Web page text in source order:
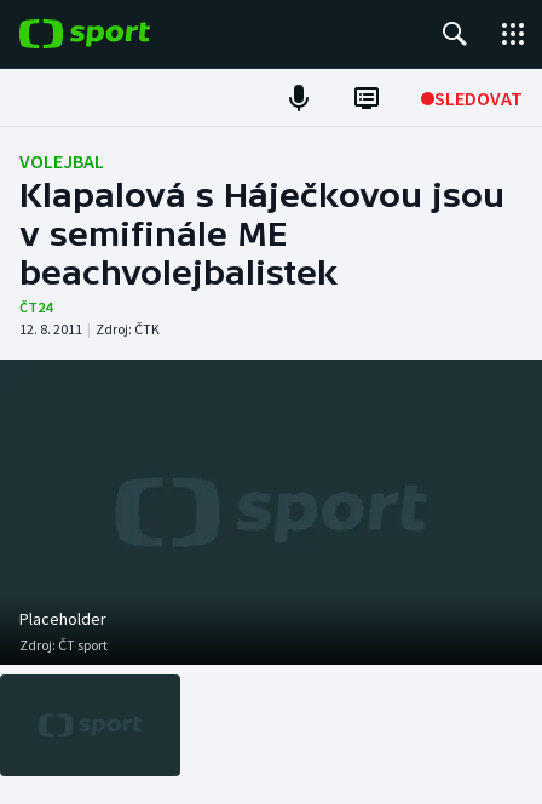
SLEDOVAT
Fotbal
Hokej
Tenis
Atletika
Basketbal
Biatlon
Historické návraty
Aplikace ČT sport
VOLEJBAL
Klapalová s Háječkovou jsou
v semifinále ME
beachvolejbalistek
ČT24
12. 8. 2011 | Zdroj: ČTK
Placeholder
Zdroj: ČT sport